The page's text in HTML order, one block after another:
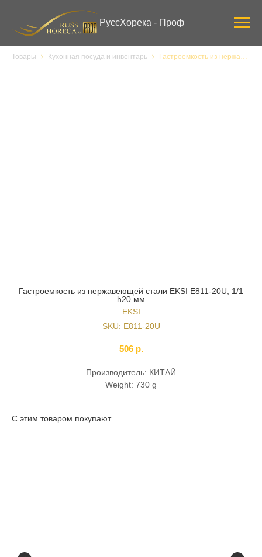
РуссХорека - Проф
Товары Кухонная посуда и инвентарь
Гастроемкость из нержавеющей стали EKSI E811-20U, 1/1
h20 мм
EKSI
SKU: E811-20U
506 р.
Производитель: КИТАЙ
Weight: 730 g
С этим товаром покупают